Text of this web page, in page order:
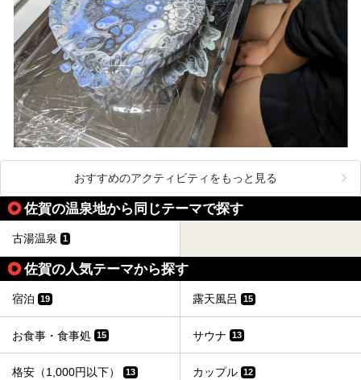
おすすめのアクティビティをもっと見る
佐賀の温泉地から同じテーマで探す
古湯温泉 1
佐賀の人気テーマから探す
宿泊 19 露天風呂 15
お食事・食事処 15 サウナ 13
格安（1,000円以下） 13 カップル 12